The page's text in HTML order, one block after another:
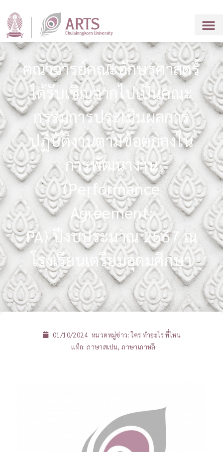
คณาจารย์คณะอักษรศาสตร์
ได้รับเชิญจากไปเป็นคณะ
กรรมการประเมินผลการ
ปฏิบัติงานตามข้อตกลงใน
การพัฒนางาน
(Performance
Agreement:
PA) ปีงบประมาณ 2567 ณ
โรงเรียนเตรียมอุดมศึกษา
01/10/2024 หมวดหมู่ข่าว:ใคร ทำอะไร ที่ไหน
แท็ก: ภาษาสเปน,ภาษาเกาหลี